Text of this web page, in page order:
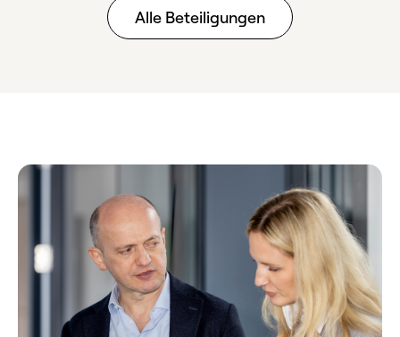
Alle Beteiligungen